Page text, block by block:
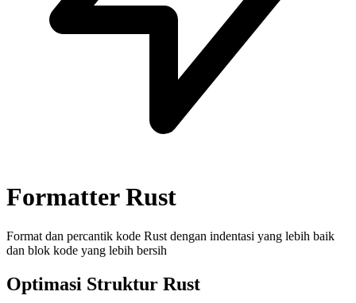
Formatter Rust
Format dan percantik kode Rust dengan indentasi yang lebih baik
dan blok kode yang lebih bersih
Optimasi Struktur Rust